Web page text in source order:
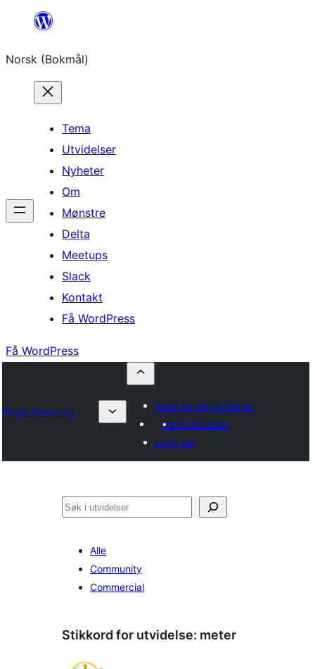
Hopp
innhold
Norsk (Bokmål)
Tema
Utvidelser
Nyheter
Om
Mønstre
Delta
Meetups
Slack
Kontakt
Få WordPress
Få WordPress
Plugin Directory
Send inn en utvidelse
Mine favoritter
Logg inn
Søk
Alle
Community
Commercial
Stikkord for utvidelse: meter